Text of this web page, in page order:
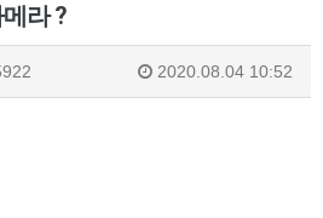
라 ?
2020.08.04 10:52